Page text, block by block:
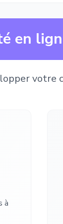
en
votre
à